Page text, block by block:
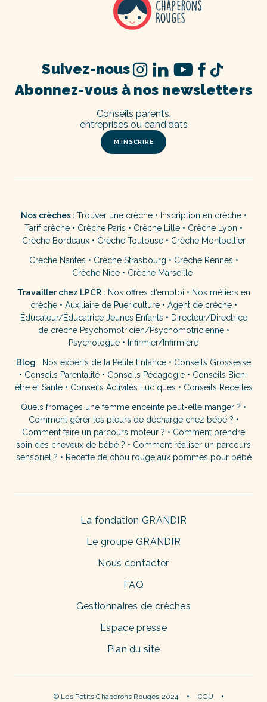
Abonnez-vous à nos newsletters
M’INSCRIRE
Conseils parents,
entreprises ou candidats
Suivez-nous
Nos crèches : Trouver une crèche• Inscription en crèche•
Tarif crèche • Crèche Paris • Crèche Lille • Crèche Lyon •
Crèche Bordeaux• Crèche Toulouse• Crèche Montpellier
Crèche Nantes • Crèche Strasbourg • Crèche Rennes •
Crèche Nice • Crèche Marseille
Travailler chez LPCR : Nos offres d’emploi • Nos métiers en
crèche• Auxiliaire de Puériculture• Agent de crèche•
Éducateur/Éducatrice Jeunes Enfants • Directeur/Directrice
de crèche Psychomotricien/Psychomotricienne•
Psychologue • Infirmier/Infirmière
Blog : Nos experts de la Petite Enfance • Conseils Grossesse
• Conseils Parentalité• Conseils Pédagogie• Conseils Bien-
être et Santé• Conseils Activités Ludiques • Conseils Recettes
Quels fromages une femme enceinte peut-elle manger ? •
Comment gérer les pleurs de décharge chez bébé ? •
Comment faire un parcours moteur ? • Comment prendre
soin des cheveux de bébé ? • Comment réaliser un parcours
sensoriel ? • Recette de chou rouge aux pommes pour bébé
La fondation GRANDIR
Le groupe GRANDIR
Nous contacter
FAQ
Gestionnaires de crèches
Espace presse
Plan du site
© Les Petits Chaperons Rouges 2024
CGU